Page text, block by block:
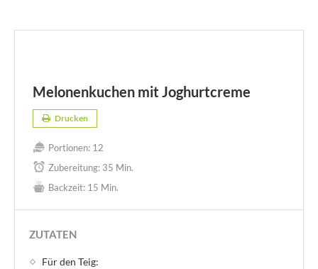
Melonenkuchen mit Joghurtcreme
Drucken
Portionen: 12
Zubereitung: 35 Min.
Backzeit: 15 Min.
ZUTATEN
Für den Teig: